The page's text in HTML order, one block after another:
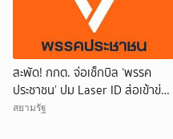
สะพัด! กกต. จ่อเช็กบิล ‘พรรค
ประชาชน’ ปม Laser ID ส่อเข้าข่าย
ยุบพรรคตาม ม.92
สยามรัฐ